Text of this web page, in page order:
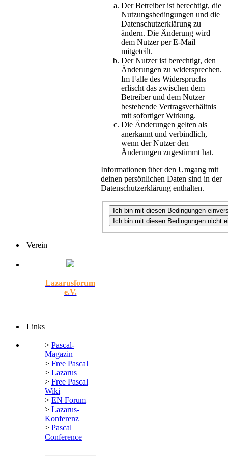
Der Betreiber ist berechtigt, die
Nutzungsbedingungen und die
Datenschutzerklärung zu
ändern. Die Änderung wird
dem Nutzer per E-Mail
mitgeteilt.
Der Nutzer ist berechtigt, den
Änderungen zu widersprechen.
Im Falle des Widerspruchs
erlischt das zwischen dem
Betreiber und dem Nutzer
bestehende Vertragsverhältnis
mit sofortiger Wirkung.
Die Änderungen gelten als
anerkannt und verbindlich,
wenn der Nutzer den
Änderungen zugestimmt hat.
Informationen über den Umgang mit
deinen persönlichen Daten sind in der
Datenschutzerklärung enthalten.
Verein
Lazarusforum
e.V.
Links
> Pascal-
Magazin
> Free Pascal
> Lazarus
> Free Pascal
Wiki
> EN Forum
> Lazarus-
Konferenz
> Pascal
Conference